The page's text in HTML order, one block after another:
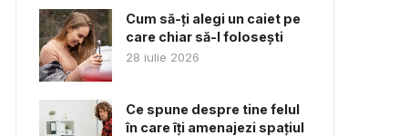
Cum să-ți alegi un caiet pe
care chiar să-l folosești
28 iulie 2026
Ce spune despre tine felul
în care îți amenajezi spațiul